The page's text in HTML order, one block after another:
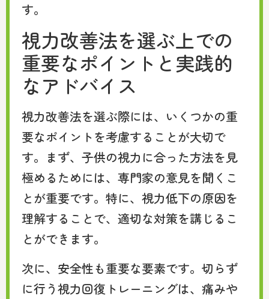
す。
視力改善法を選ぶ上での
重要なポイントと実践的
なアドバイス
視力改善法を選ぶ際には、いくつかの重
要なポイントを考慮することが大切で
す。まず、子供の視力に合った方法を見
極めるためには、専門家の意見を聞くこ
とが重要です。特に、視力低下の原因を
理解することで、適切な対策を講じるこ
とができます。
次に、安全性も重要な要素です。切らず
に行う視力回復トレーニングは、痛みや